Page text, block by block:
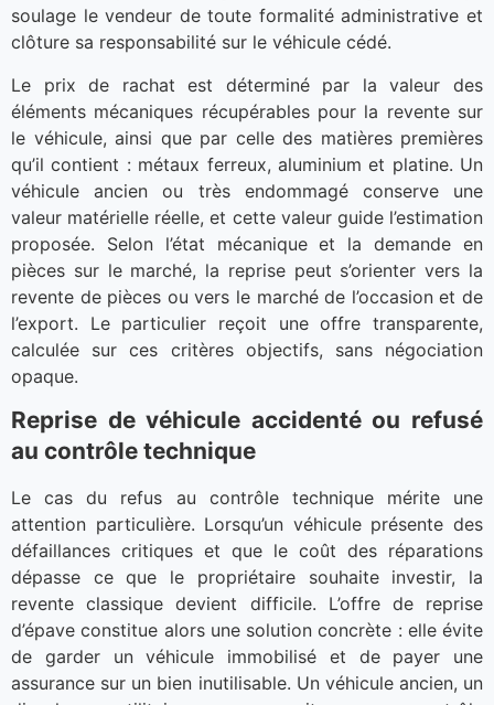
soulage le vendeur de toute formalité administrative et
clôture sa responsabilité sur le véhicule cédé.
Le prix de rachat est déterminé par la valeur des
éléments mécaniques récupérables pour la revente sur
le véhicule, ainsi que par celle des matières premières
qu’il contient : métaux ferreux, aluminium et platine. Un
véhicule ancien ou très endommagé conserve une
valeur matérielle réelle, et cette valeur guide l’estimation
proposée. Selon l’état mécanique et la demande en
pièces sur le marché, la reprise peut s’orienter vers la
revente de pièces ou vers le marché de l’occasion et de
l’export. Le particulier reçoit une offre transparente,
calculée sur ces critères objectifs, sans négociation
opaque.
Reprise de véhicule accidenté ou refusé
au contrôle technique
Le cas du refus au contrôle technique mérite une
attention particulière. Lorsqu’un véhicule présente des
défaillances critiques et que le coût des réparations
dépasse ce que le propriétaire souhaite investir, la
revente classique devient difficile. L’offre de reprise
d’épave constitue alors une solution concrète : elle évite
de garder un véhicule immobilisé et de payer une
assurance sur un bien inutilisable. Un véhicule ancien, un